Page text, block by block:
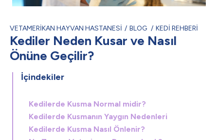
VETAMERİKAN HAYVAN HASTANESİ BLOG KEDİ REHBERİ
Kediler Neden Kusar ve Nasıl
Önüne Geçilir?
İçindekiler
Kedilerde Kusma Normal midir?
Kedilerde Kusmanın Yaygın Nedenleri
Kedilerde Kusma Nasıl Önlenir?